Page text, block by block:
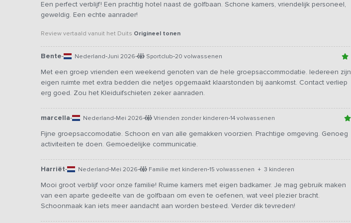
Een perfect verblijf! Een prachtig hotel naast de golfbaan. Schone kamers, vriendelijk personeel,
geweldig. Een echte aanrader!
Review vertaald vanuit het Duits Origineel tonen
Bente- Nederland-Juni 2026- Sportclub-20 volwassenen
Met een groep vrienden een weekend genoten van de hele groepsaccommodatie. Iedereen zijn
eigen ruimte met extra bedden die netjes opgemaakt klaarstonden bij aankomst. Contact verliep
erg goed. Zou het Kleiduifschieten zeker aanraden.
marcella- Nederland-Mei 2026- Vrienden zonder kinderen-14 volwassenen
Fijne groepsaccomodatie. Schoon en van alle gemakken voorzien. Prachtige omgeving. Genoeg
activiteiten te doen. Gemoedelijke communicatie.
Harriët- Nederland-Mei 2026- Familie met kinderen-15 volwassenen + 3 kinderen
Mooi groot verblijf voor onze familie! Ruime kamers met eigen badkamer. Je mag gebruik maken
van een aparte gedeelte van de golfbaan om even te oefenen, wat veel plezier bracht.
Schoonmaak kan iets meer aandacht aan worden besteed. Verder dik tevreden!